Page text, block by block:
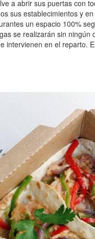
a abrir sus puertas
sus establecimientos y
un espacio 100%
se realizarán sin
intervienen en el